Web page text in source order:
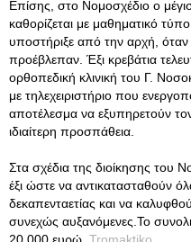
Επίσης, στο Νομοσχέδιο ο
καθορίζεται με μαθηματικό
υποστήριξε από την αρχή,
προέβλεπαν. Έξι κρεβάτια
ορθοπεδική κλινική του Γ.
με τηλεχειριστήριο που
αποτέλεσμα να εξυπηρετούν
ιδιαίτερη προσπάθεια.
Στα σχέδια της διοίκησης του
έξι ώστε να αντικατασταθούν
δεκαπενταετίας και να
συνεχώς αυξανόμενες.Το